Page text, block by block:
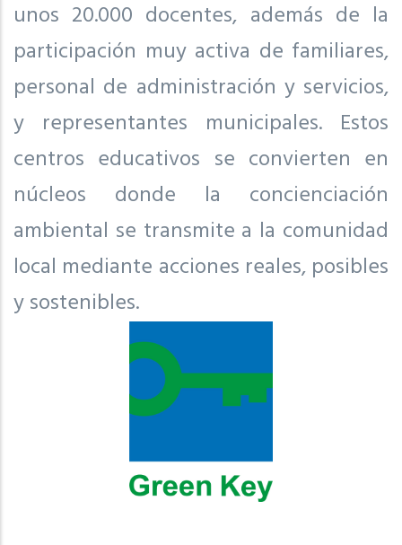
unos 20.000 docentes, además de la
participación muy activa de familiares,
personal de administración y servicios,
y representantes municipales. Estos
centros educativos se convierten en
núcleos donde la concienciación
ambiental se transmite a la comunidad
local mediante acciones reales, posibles
y sostenibles.